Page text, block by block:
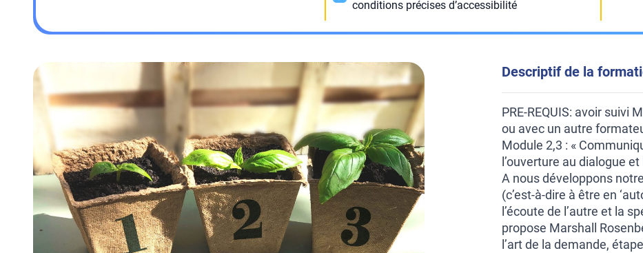
conditions précises d’accessibilité
Descriptif de la
PRE-REQUIS: avoir suivi
ou avec un autre
Module 2,3 : «
l’ouverture au dialogue
A nous développons
(c’est-à-dire à être en
l’écoute de l’autre et la
propose Marshall
l’art de la demande,